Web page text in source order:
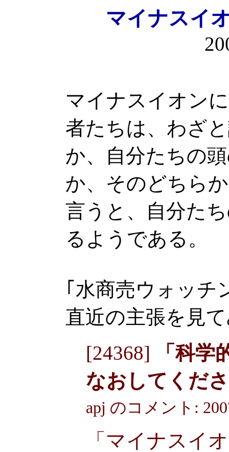
マイナ
マイナスイオン
者たちは、わざ
か、自分たちの
か、そのどちら
言うと、自分た
るようである。
｢水商売ウォッチ
直近の主張を見
[24368]
「科
なおしてくだ
apj のコメント:
「マイナスイ